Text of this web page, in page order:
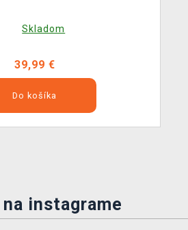
Skladom
39,99 €
Do košíka
instagrame